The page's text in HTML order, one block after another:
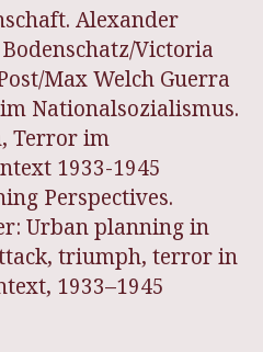
Alexander
Victoria
Max Welch Guerra
Nationalsozialismus.
Terror im
1933-1945
Perspectives.
Urban planning in
triumph, terror in
1933–1945